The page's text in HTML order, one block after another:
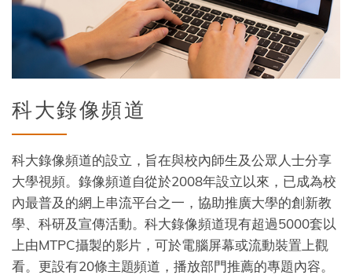
Title
科大錄像頻道
Description
科大錄像頻道的設立，旨在與校內師生及公眾人士分享
大學視頻。錄像頻道自從於2008年設立以來，已成為校
內最普及的網上串流平台之一，協助推廣大學的創新教
學、科研及宣傳活動。科大錄像頻道現有超過5000套以
上由MTPC攝製的影片，可於電腦屏幕或流動裝置上觀
看。更設有20條主題頻道，播放部門推薦的專題內容。